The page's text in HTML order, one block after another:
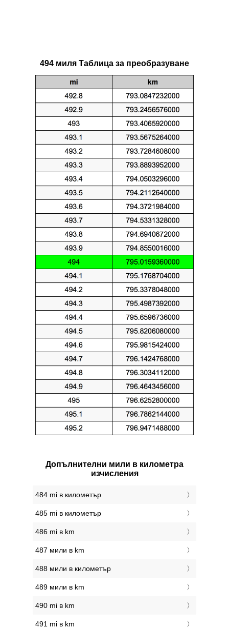
494 миля Таблица за преобразуване
Допълнителни мили в километра
изчисления
484 mi в километър
485 mi в километър
486 mi в km
487 мили в km
488 мили в километър
489 мили в km
490 mi в km
491 mi в km